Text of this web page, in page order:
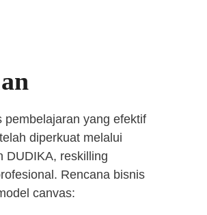
pembelajaran yang efektif
diperkuat melalui
DUDIKA, reskilling
Rencana bisnis
canvas: